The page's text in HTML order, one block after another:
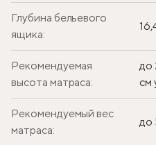
Глубина бельевого
ящика:
Рекомендуемая
высота матраса:
до
см
Рекомендуемый вес
матраса:
до